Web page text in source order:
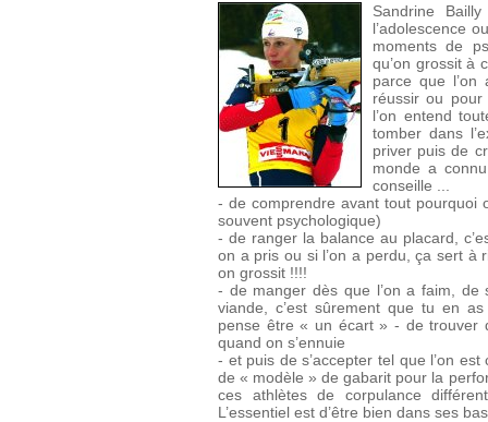
Sandrine
l’adolescence
moments de
qu’on grossit à
parce que l’on
réussir ou
l’on entend
tomber dans
priver puis de
monde a
conseille ...
- de comprendre avant tout pourquoi
souvent psychologique)
- de ranger la balance au placard,
on a pris ou si l’on a perdu, ça sert à
on grossit !!!!
- de manger dès que l’on a faim,
viande, c’est sûrement que tu en
pense être « un écart » - de trouver
quand on s’ennuie
- et puis de s’accepter tel que l’on
de « modèle » de gabarit pour la
ces athlètes de corpulance
L’essentiel est d’être bien dans ses